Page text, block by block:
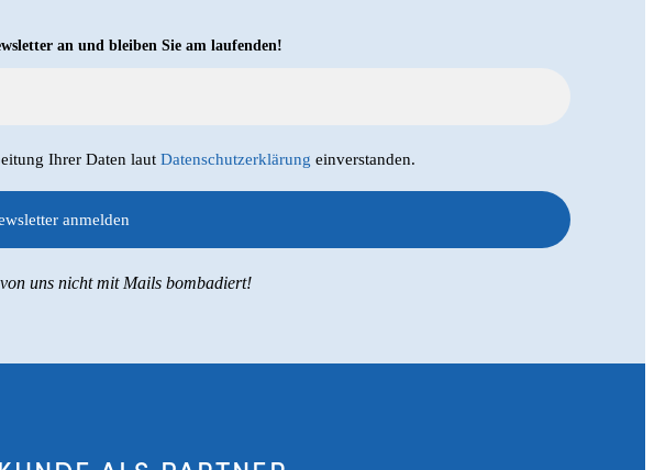
an und bleiben Sie am laufenden!
Ihrer Daten laut Datenschutzerklärung einverstanden.
uns nicht mit Mails bombadiert!